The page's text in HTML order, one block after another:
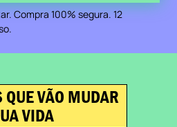
Compra 100% segura. 12
VÃO MUDAR
VIDA